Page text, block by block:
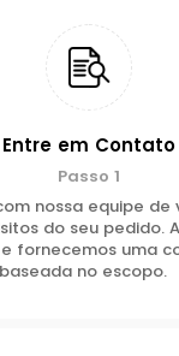
Entre em Contato
Passo 1
nossa equipe de
do seu pedido.
fornecemos uma
baseada no escopo.